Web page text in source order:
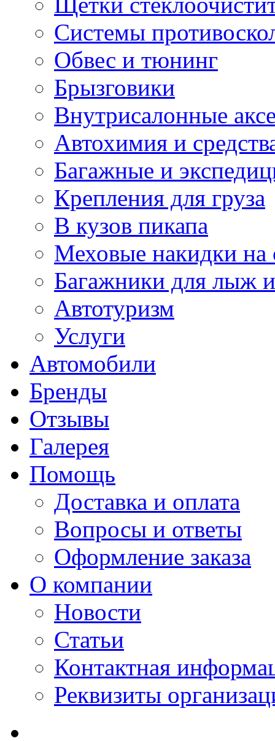
Системы
Обвес и тюнинг
Брызговики
Внутрисалонные
Автохимия и
Багажные и
Крепления для груза
В кузов пикапа
Меховые накидки на
Багажники для лыж
Автотуризм
Услуги
Автомобили
Бренды
Отзывы
Галерея
Помощь
Доставка и оплата
Вопросы и ответы
Оформление заказа
О компании
Новости
Статьи
Контактная
Реквизиты